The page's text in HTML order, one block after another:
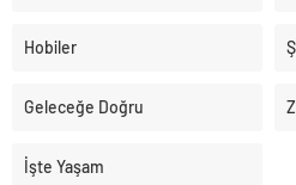
Hobiler
Geleceğe Doğru
İşte Yaşam